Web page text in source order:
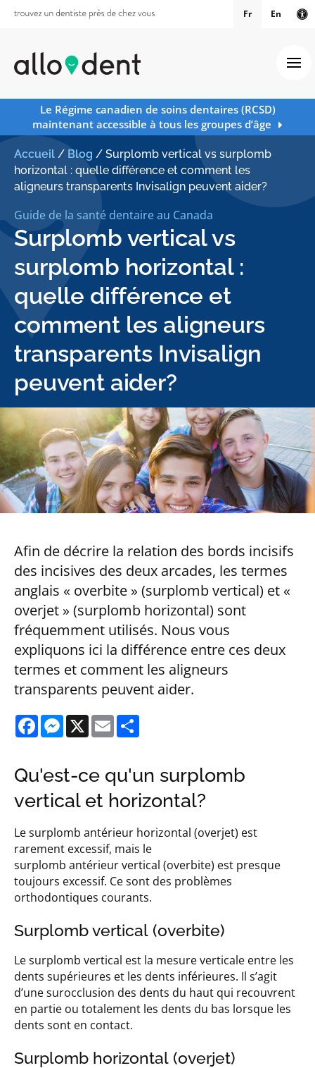
Fr En
Le Régime canadien de soins dentaires (RCSD)
maintenant accessible à tous les groupes d’âge
Accueil / Blog / Surplomb vertical vs surplomb
horizontal : quelle différence et comment les
aligneurs transparents Invisalign peuvent aider?
Guide de la santé dentaire au Canada
Surplomb vertical vs
surplomb horizontal :
quelle différence et
comment les aligneurs
transparents Invisalign
peuvent aider?
Afin de décrire la relation des bords incisifs
des incisives des deux arcades, les termes
anglais « overbite » (surplomb vertical) et «
overjet » (surplomb horizontal) sont
fréquemment utilisés. Nous vous
expliquons ici la différence entre ces deux
termes et comment les aligneurs
transparents peuvent aider.
FacebookMessenger
X Email
Qu'est-ce qu'un surplomb
vertical et horizontal?
Le surplomb antérieur horizontal (overjet) est
rarement excessif, mais le
surplomb antérieur vertical (overbite) est presque
toujours excessif. Ce sont des problèmes
orthodontiques courants.
Surplomb vertical (overbite)
Le surplomb vertical est la mesure verticale entre les
dents supérieures et les dents inférieures. Il s’agit
d’une surocclusion des dents du haut qui recouvrent
en partie ou totalement les dents du bas lorsque les
dents sont en contact.
Surplomb horizontal (overjet)